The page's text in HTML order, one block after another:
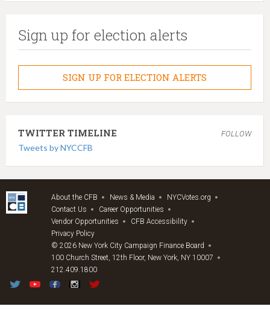
Sign up for election alerts
SIGN UP FOR ELECTION ALERTS
TWITTER TIMELINE FOLLOW
Tweets by NYCCFB
About the CFB News & Media
NYCVotes.org
Contact Us
Career Opportunities
Vendor Opportunities
CFB Accessibility
Privacy Policy
© 2026 New York City Campaign Finance Board
100 Church Street, 12th Floor, New York, NY 10007
212.409.1800